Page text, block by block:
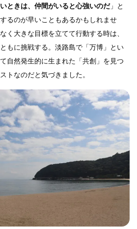
ときは、仲間がいると心強いのだ」と
るのが早いこともあるかもしれませ
く大きな目標を立てて行動する時は、
もに挑戦する。淡路島で「万博」とい
自然発生的に生まれた「共創」を見つ
トなのだと気づきました。